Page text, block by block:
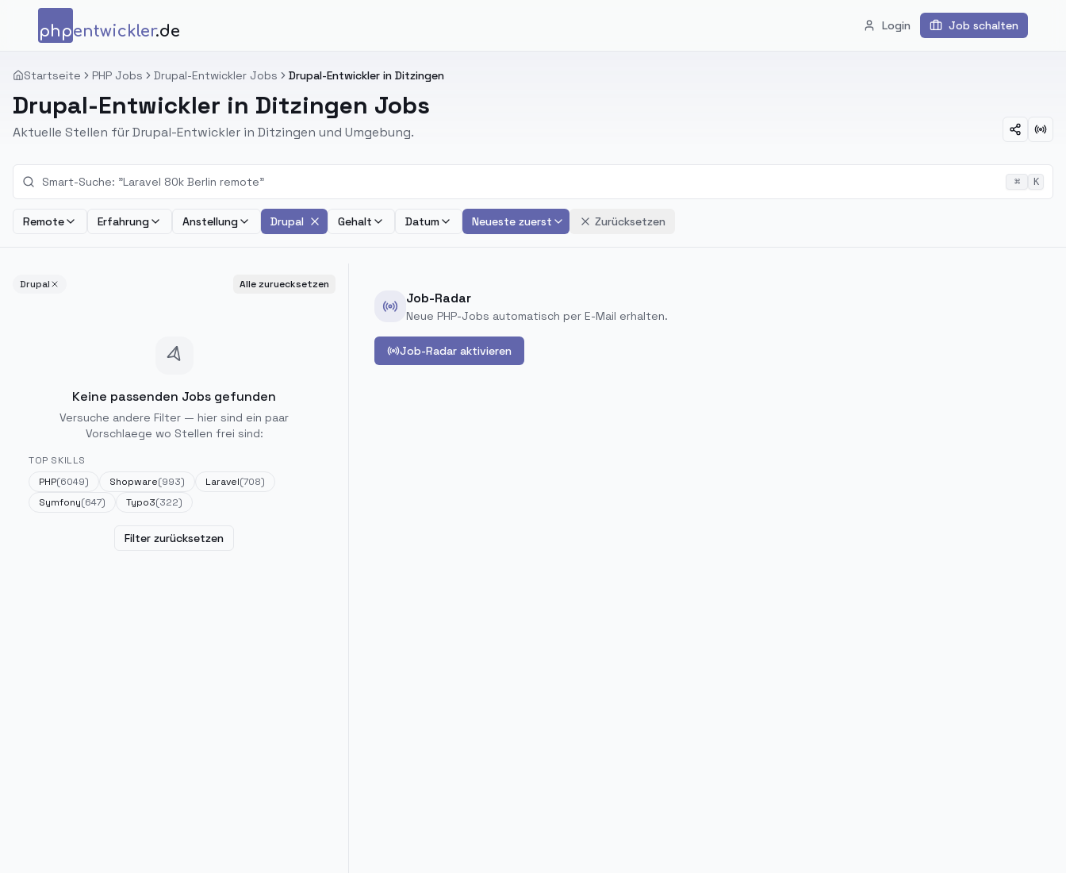
Zum Inhalt springen
phpentwickler.de Login Job schalten
Startseite PHP Jobs Drupal-Entwickler Jobs Drupal-Entwickler in Ditzingen
Drupal-Entwickler in Ditzingen Jobs
Aktuelle Stellen für Drupal-Entwickler in Ditzingen und Umgebung.
⌘ K
Remote Erfahrung Anstellung Drupal Gehalt Datum Neueste zuerst Zurücksetzen
Drupal Alle zuruecksetzen
Keine passenden Jobs gefunden
Versuche andere Filter — hier sind ein paar
Vorschlaege wo Stellen frei sind:
TOP SKILLS
PHP(6049) Shopware(993) Laravel(708)
Symfony(647) Typo3(322)
Filter zurücksetzen
Job-Radar
Neue PHP-Jobs automatisch per E-Mail erhalten.
Job-Radar aktivieren